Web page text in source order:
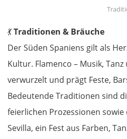
💃Traditionen & Bräuche
Der Süden Spaniens gilt als
Kultur. Flamenco – Musik,
verwurzelt und prägt Feste,
Bedeutende Traditionen sind
feierlichen Prozessionen sowie
Sevilla, ein Fest aus Farben,
Pirna
Sächsische Schweiz
Tschechien
Ústí nad Labem